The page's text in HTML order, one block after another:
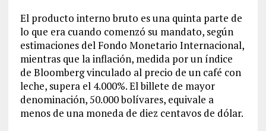
El producto interno bruto es una quinta parte de
lo que era cuando comenzó su mandato, según
estimaciones del Fondo Monetario Internacional,
mientras que la inflación, medida por un índice
de Bloomberg vinculado al precio de un café con
leche, supera el 4.000%. El billete de mayor
denominación, 50.000 bolívares, equivale a
menos de una moneda de diez centavos de dólar.